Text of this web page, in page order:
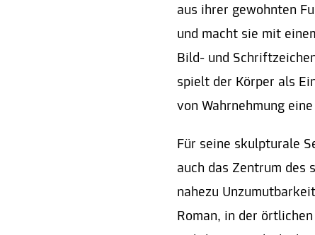
aus ihrer gewohnten
und macht sie mit
Bild- und
spielt der Körper als
von Wahrnehmung
Für seine skulpturale
auch das Zentrum des
nahezu Unzumutbarkeit
Roman, in der